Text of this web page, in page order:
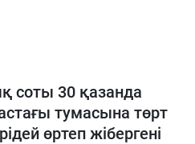
соты 30 қазанда
тумасына төрт
өртеп жібергені